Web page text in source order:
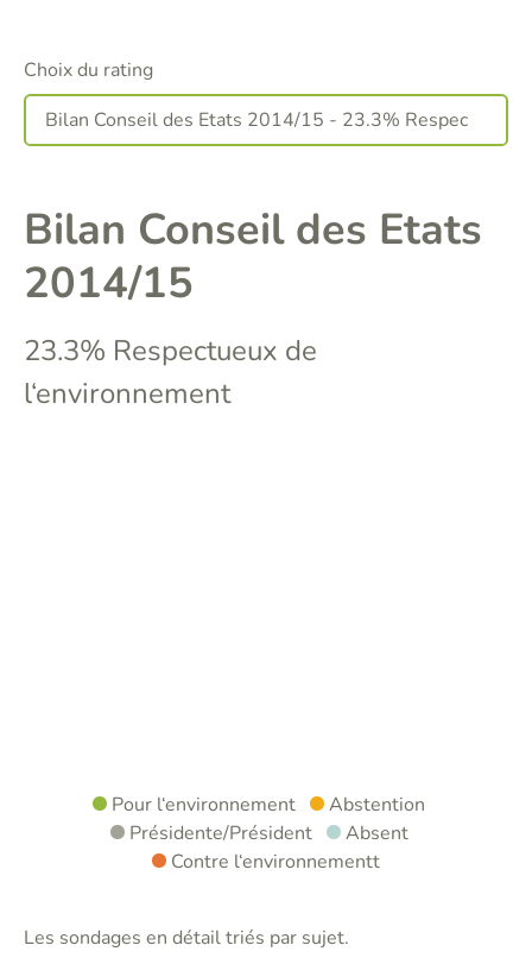
Choix du rating
Bilan Conseil des Etats
2014/15
23.3% Respectueux de
l‘environnement
Pour l‘environnement
Abstention
Présidente/Président
Absent
Contre l‘environnementt
Les sondages en détail triés par sujet.